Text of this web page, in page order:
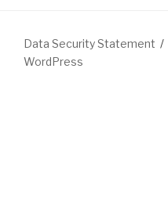
Data Security Statement
WordPress